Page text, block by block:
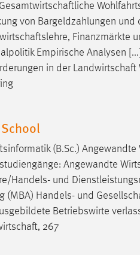
Gesamtwirtschaftliche
von Bargeldzahlungen und
, Finanzmärkte
Empirische Analysen
in der Landwirtschaft
(B.Sc.) Angewandte
Angewandte
Handels- und
(MBA) Handels- und
Betriebswirte
, 267
und Social Media
können, werden von diesen